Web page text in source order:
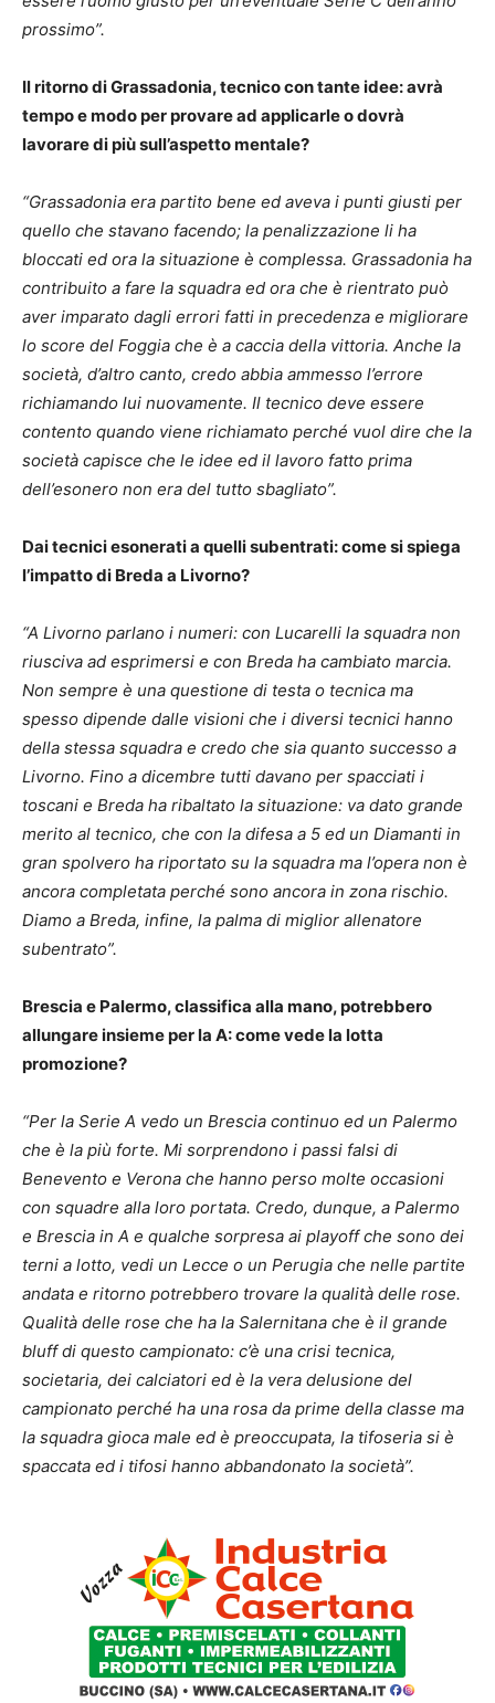
prossimo”.
Il ritorno di Grassadonia, tecnico con tante idee: avrà
tempo e modo per provare ad applicarle o dovrà
lavorare di più sull’aspetto mentale?
“Grassadonia era partito bene ed aveva i punti giusti per
quello che stavano facendo; la penalizzazione li ha
bloccati ed ora la situazione è complessa. Grassadonia ha
contribuito a fare la squadra ed ora che è rientrato può
aver imparato dagli errori fatti in precedenza e migliorare
lo score del Foggia che è a caccia della vittoria. Anche la
società, d’altro canto, credo abbia ammesso l’errore
richiamando lui nuovamente. Il tecnico deve essere
contento quando viene richiamato perché vuol dire che la
società capisce che le idee ed il lavoro fatto prima
dell’esonero non era del tutto sbagliato”.
Dai tecnici esonerati a quelli subentrati: come si spiega
l’impatto di Breda a Livorno?
“A Livorno parlano i numeri: con Lucarelli la squadra non
riusciva ad esprimersi e con Breda ha cambiato marcia.
Non sempre è una questione di testa o tecnica ma
spesso dipende dalle visioni che i diversi tecnici hanno
della stessa squadra e credo che sia quanto successo a
Livorno. Fino a dicembre tutti davano per spacciati i
toscani e Breda ha ribaltato la situazione: va dato grande
merito al tecnico, che con la difesa a 5 ed un Diamanti in
gran spolvero ha riportato su la squadra ma l’opera non è
ancora completata perché sono ancora in zona rischio.
Diamo a Breda, infine, la palma di miglior allenatore
subentrato”.
Brescia e Palermo, classifica alla mano, potrebbero
allungare insieme per la A: come vede la lotta
promozione?
“Per la Serie A vedo un Brescia continuo ed un Palermo
che è la più forte. Mi sorprendono i passi falsi di
Benevento e Verona che hanno perso molte occasioni
con squadre alla loro portata. Credo, dunque, a Palermo
e Brescia in A e qualche sorpresa ai playoff che sono dei
terni a lotto, vedi un Lecce o un Perugia che nelle partite
andata e ritorno potrebbero trovare la qualità delle rose.
Qualità delle rose che ha la Salernitana che è il grande
bluff di questo campionato: c’è una crisi tecnica,
societaria, dei calciatori ed è la vera delusione del
campionato perché ha una rosa da prime della classe ma
la squadra gioca male ed è preoccupata, la tifoseria si è
spaccata ed i tifosi hanno abbandonato la società”.